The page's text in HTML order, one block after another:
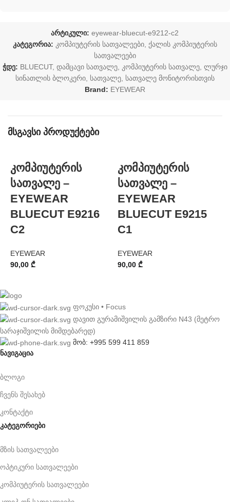
არტიკული:eyewear-bluecut-e9212-c2
კატეგორია: კომპიუტერის სათვალეები, ქალის კომპიუტერის
სათვალეები
ჭდე: BLUECUT, დამცავი სათვალე, კომპიუტერის სათვალე, ლურჯი
სინათლის ბლოკერი, სათვალე, სათვალე მონიტორისთვის
Brand: EYEWEAR
მსგავსი პროდუქტები
კომპიუტერის
სათვალე –
EYEWEAR
BLUECUT E9216
C2
EYEWEAR
90,00 ₾
კომპიუტერის
სათვალე –
EYEWEAR
BLUECUT E9215
C1
EYEWEAR
90,00 ₾
ფოკუსი • Focus
დავით გურამიშვილის გამზირი N43 (მეტრო
სარაჯიშვილის მიმდებარედ)
მობ: +995 599 411 859
ნავიგაცია
ბლოგი
ჩვენს შესახებ
კონტაქტი
კატეგორიები
მზის სათვალეები
ოპტიკური სათვალეები
კომპიუტერის სათვალეები